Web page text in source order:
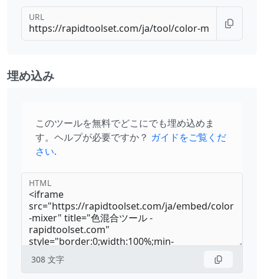
URL
埋め込み
このツールを無料でどこにでも埋め込めま
す。ヘルプが必要ですか？ ガイドをご覧くだ
さい.
HTML
308 文字